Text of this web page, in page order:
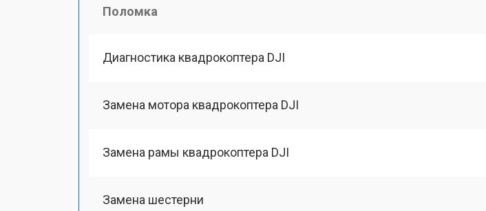
Поломка
Диагностика квадрокоптера DJI
Замена мотора квадрокоптера DJI
Замена рамы квадрокоптера DJI
Замена шестерни